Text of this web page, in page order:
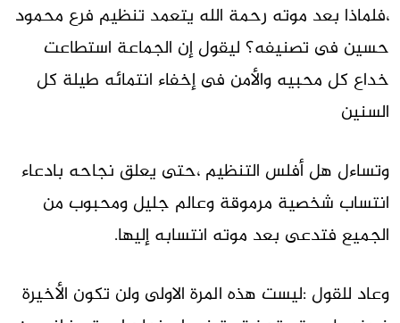
،فلماذا بعد موته رحمة الله يتعمد تنظيم فرع محمود
حسين فى تصنيفه؟ ليقول إن الجماعة استطاعت
خداع كل محبيه والأمن فى إخفاء انتمائه طيلة كل
السنين
وتساءل هل أفلس التنظيم ،حتى يعلق نجاحه بادعاء
انتساب شخصية مرموقة وعالم جليل ومحبوب من
الجميع فتدعى بعد موته انتسابه إليها.
وعاد للقول :ليست هذه المرة الاولى ولن تكون الأخيرة